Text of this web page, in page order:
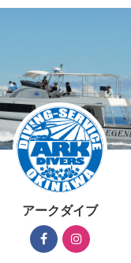
アークダイブ